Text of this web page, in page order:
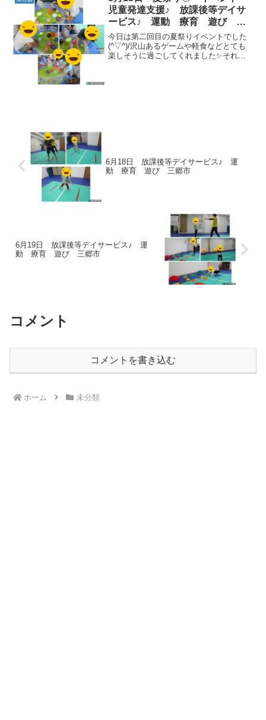
児童発達支援♪ 放課後等デイサ
ービス♪ 運動 療育 遊び 三
郷市
今日は第二回目の夏祭りイベントでした
(^▽^)/沢山あるゲームや軽食などとても
楽しそうに過ごしてくれました✨それで
6月18日 放課後等デイサービス♪ 運
動 療育 遊び 三郷市
6月19日 放課後等デイサービス♪ 運
動 療育 遊び 三郷市
コメント
コメントを書き込む
ホーム 未分類